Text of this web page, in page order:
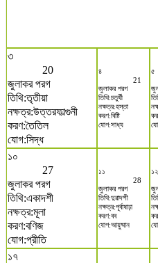
৩
20
জুলাকর পরগ
তিথি:তৃতীয়া
নক্ষত্র:উত্তরফাল্গুনী
করণ:তৈতিল
যোগ:সিদ্ধ
৪
21
জুলাকর পরগ
তিথি:চতুর্থী
নক্ষত্র:হস্তা
করণ:বিষ্টি
যোগ:সাধ্য
৫
১০
27
জুলাকর পরগ
তিথি:একাদশী
নক্ষত্র:মূলা
করণ:বণিজ
যোগ:প্রীতি
১১
28
জুলাকর পরগ
তিথি:দুৱাদশী
নক্ষত্র:পূর্বাষাঢ়া
করণ:বব
যোগ:আয়ুষ্মান
১২
১৭